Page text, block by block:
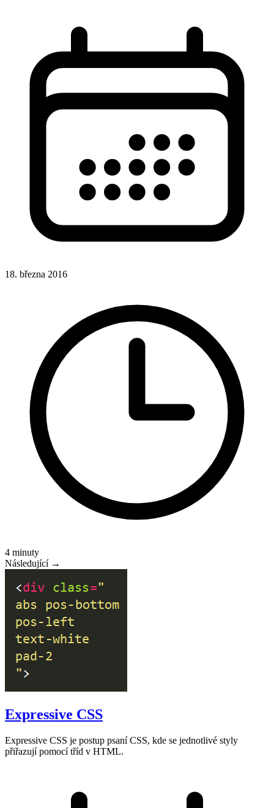
18. března 2016
4 minuty
Následující →
Expressive CSS
Expressive CSS je postup psaní CSS, kde se jednotlivé styly
přiřazují pomocí tříd v HTML.